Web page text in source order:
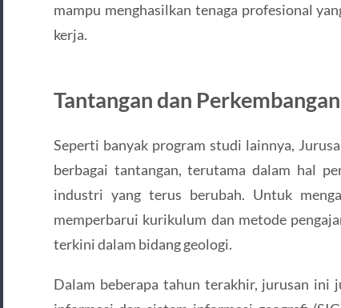
mampu menghasilkan tenaga profesional
kerja.
Tantangan dan
Seperti banyak program studi lainnya,
berbagai tantangan, terutama dalam hal
industri yang terus berubah. Untuk
memperbarui kurikulum dan metode
terkini dalam bidang geologi.
Dalam beberapa tahun terakhir, jurusan ini